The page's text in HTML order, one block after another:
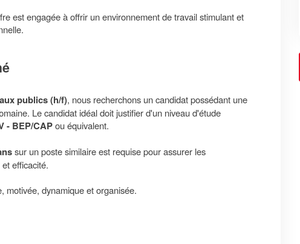
est engagée à offrir un environnement de travail stimulant et
publics (h/f), nous recherchons un candidat possédant une
Le candidat idéal doit justifier d'un niveau d'étude
- BEP/CAPou équivalent.
sur un poste similaire est requise pour assurer les
efficacité.
motivée, dynamique et organisée.